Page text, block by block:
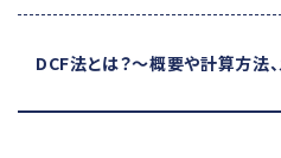
DCF法とは？～概要や計算方法、